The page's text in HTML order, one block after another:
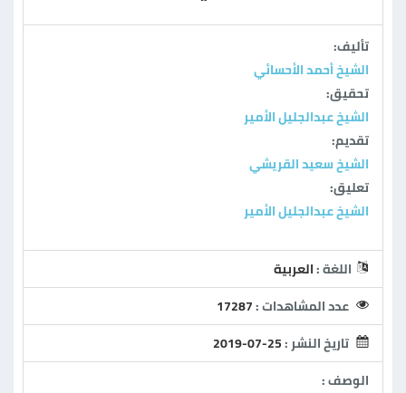
تأليف:
الشيخ أحمد الأحسائي
تحقيق:
الشيخ عبدالجليل الأمير
تقديم:
الشيخ سعيد القريشي
تعليق:
الشيخ عبدالجليل الأمير
اللغة :العربية
عدد المشاهدات :17287
تاريخ النشر :2019-07-25
الوصف :